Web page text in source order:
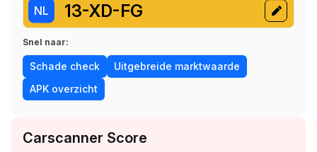
NL 13-XD-FG
Snel naar:
Schade check
Uitgebreide marktwaarde
APK overzicht
Carscanner Score